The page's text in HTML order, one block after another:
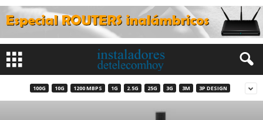
100G 10G 1200 MBPS 1G 2.5G 25G 3G 3M 3P DESIGN